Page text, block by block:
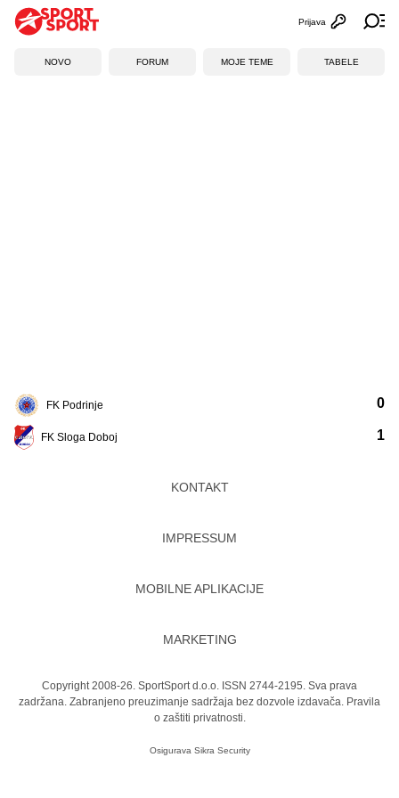
Otvori
Prijava
NOVO FORUM MOJE TEME TABELE
FK Podrinje
FK Sloga Doboj
0
1
KONTAKT
IMPRESSUM
MOBILNE APLIKACIJE
MARKETING
Copyright 2008-26. SportSport d.o.o. ISSN 2744-2195. Sva prava
zadržana. Zabranjeno preuzimanje sadržaja bez dozvole izdavača. Pravila
o zaštiti privatnosti.
Osigurava Sikra Security